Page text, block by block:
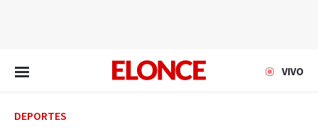
VIVO
DEPORTES